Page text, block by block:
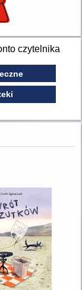
czytelnika